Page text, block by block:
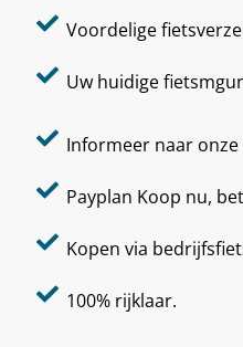
Voordelige
Uw huidige
Informeer naar
Payplan Koop nu,
Kopen via
100% rijklaar.